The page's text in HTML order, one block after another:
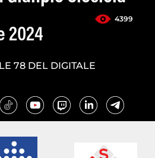
4399
2024
78 DEL DIGITALE